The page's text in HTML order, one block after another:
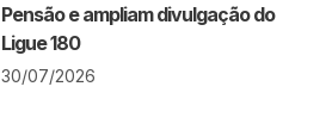
Pensão e ampliam divulgação do
Ligue 180
30/07/2026